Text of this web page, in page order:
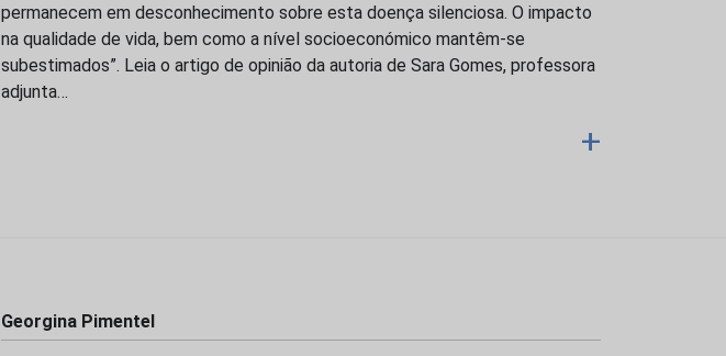
permanecem em desconhecimento sobre esta doença silenciosa. O impacto
na qualidade de vida, bem como a nível socioeconómico mantêm-se
subestimados”. Leia o artigo de opinião da autoria de Sara Gomes, professora
adjunta…
+
Georgina Pimentel